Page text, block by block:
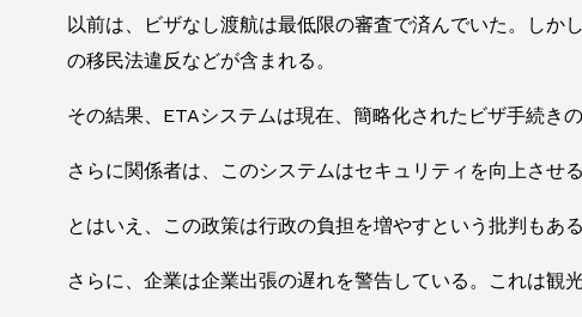
以前は、ビザなし渡航は最低限の審査で済んでいた。しか
の移民法違反などが含まれる。
その結果、ETAシステムは現在、簡略化されたビザ手続き
さらに関係者は、このシステムはセキュリティを向上させ
とはいえ、この政策は行政の負担を増やすという批判もあ
さらに、企業は企業出張の遅れを警告している。これは観